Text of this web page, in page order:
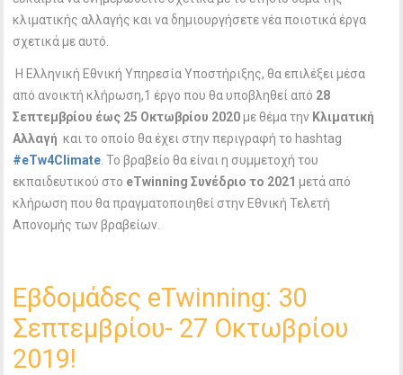
κλιματικής αλλαγής και να δημιουργήσετε νέα ποιοτικά έργα
σχετικά με αυτό.
Η Ελληνική Εθνική Υπηρεσία Υποστήριξης, θα επιλέξει μέσα
από ανοικτή κλήρωση,1 έργο που θα υποβληθεί από 28
Σεπτεμβρίου έως 25 Οκτωβρίου 2020με θέμα την Κλιματική
Αλλαγή και το οποίο θα έχει στην περιγραφή το hashtag
#eTw4Climate . To βραβείο θα είναι η συμμετοχή του
εκπαιδευτικού στο eTwinning Συνέδριο το 2021μετά από
κλήρωση που θα πραγματοποιηθεί στην Εθνική Τελετή
Απονομής των βραβείων.
Εβδομάδες eTwinning: 30
Σεπτεμβρίου- 27 Οκτωβρίου
2019!